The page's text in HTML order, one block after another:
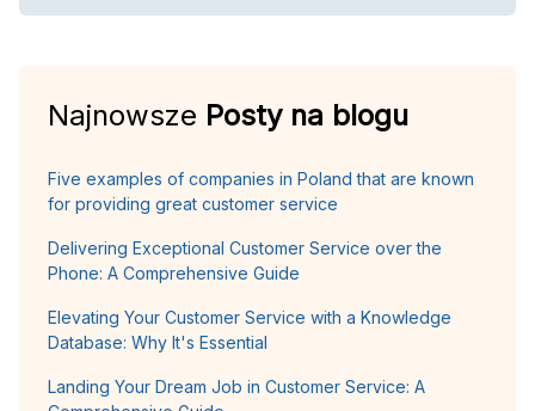
Najnowsze Posty na blogu
Five examples of companies in Poland that are known
for providing great customer service
Delivering Exceptional Customer Service over the
Phone: A Comprehensive Guide
Elevating Your Customer Service with a Knowledge
Database: Why It's Essential
Landing Your Dream Job in Customer Service: A